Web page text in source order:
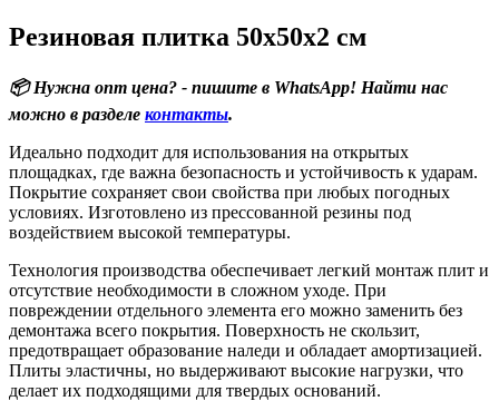
Резиновая плитка 50х50х2 см
📦 Нужна опт цена? - пишите в WhatsApp! Найти нас
можно в разделе контакты.
Идеально подходит для использования на открытых
площадках, где важна безопасность и устойчивость к ударам.
Покрытие сохраняет свои свойства при любых погодных
условиях. Изготовлено из прессованной резины под
воздействием высокой температуры.
Технология производства обеспечивает легкий монтаж плит и
отсутствие необходимости в сложном уходе. При
повреждении отдельного элемента его можно заменить без
демонтажа всего покрытия. Поверхность не скользит,
предотвращает образование наледи и обладает амортизацией.
Плиты эластичны, но выдерживают высокие нагрузки, что
делает их подходящими для твердых оснований.